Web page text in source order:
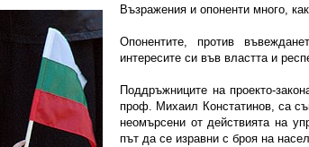
Възражения и опоненти много,
Опонентите, против
интересите си във властта и
Поддръжниците на проекто-
проф. Михаил Констатинов, са
неомърсени от действията на
път да се изравни с броя на